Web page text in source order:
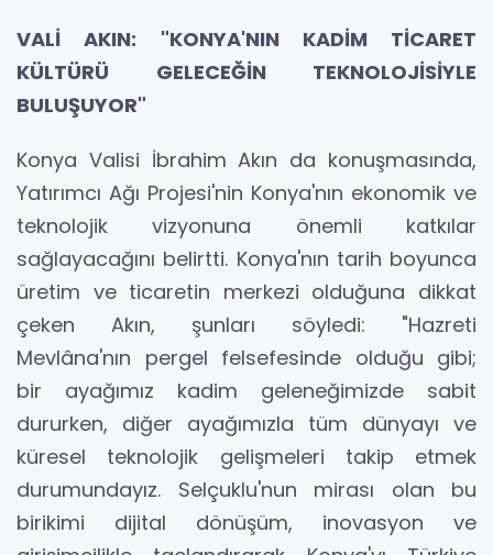
VALİ AKIN: "KONYA'NIN KADİM TİCARET
KÜLTÜRÜ GELECEĞİN TEKNOLOJİSİYLE
BULUŞUYOR"
Konya Valisi İbrahim Akın da konuşmasında,
Yatırımcı Ağı Projesi'nin Konya'nın ekonomik ve
teknolojik vizyonuna önemli katkılar
sağlayacağını belirtti. Konya'nın tarih boyunca
üretim ve ticaretin merkezi olduğuna dikkat
çeken Akın, şunları söyledi: "Hazreti
Mevlâna'nın pergel felsefesinde olduğu gibi;
bir ayağımız kadim geleneğimizde sabit
dururken, diğer ayağımızla tüm dünyayı ve
küresel teknolojik gelişmeleri takip etmek
durumundayız. Selçuklu'nun mirası olan bu
birikimi dijital dönüşüm, inovasyon ve